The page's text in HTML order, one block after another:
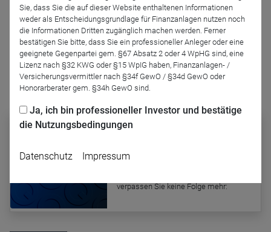
Podcast-Folge anhören
Podcast abonnieren
LAIQON - Makro, Märkte und
verpassen Sie keine Folge mehr:
Sie, dass Sie die auf dieser Website enthaltenen Informationen
weder als Entscheidungsgrundlage für Finanzanlagen nutzen noch
die Informationen Dritten zugänglich machen werden. Ferner
bestätigen Sie bitte, dass Sie ein professioneller Anleger oder eine
geeignete Gegenpartei gem. §67 Absatz 2 oder 4 WpHG sind, eine
Lizenz nach §32 KWG oder §15 WpIG haben, Finanzanlagen- /
Versicherungsvermittler nach §34f GewO / §34d GewO oder
Honorarberater gem. §34h GewO sind.
Ja, ich bin professioneller Investor und bestätige
die Nutzungsbedingungen
Datenschutz Impressum